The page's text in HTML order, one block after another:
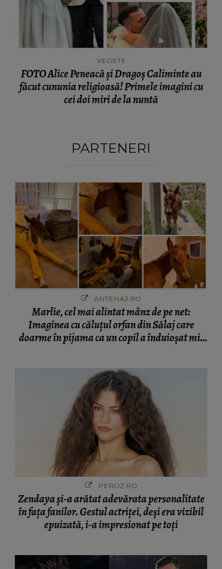
VEDETE
FOTO Alice Peneacă și Dragoș Caliminte au
făcut cununia religioasă! Primele imagini cu
cei doi miri de la nuntă
PARTENERI
ANTENA3.RO
Marlie, cel mai alintat mânz de pe net:
Imaginea cu căluțul orfan din Sălaj care
doarme în pijama ca un copil a înduioșat mii
PEROZ.RO
Zendaya și-a arătat adevărata personalitate
în fața fanilor. Gestul actriței, deși era vizibil
epuizată, i-a impresionat pe toți